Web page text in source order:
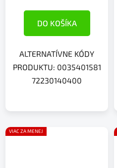
DO KOŠÍKA
ALTERNATÍVNE KÓDY
PRODUKTU: 0035401581
72230140400
VIAC ZA MENEJ